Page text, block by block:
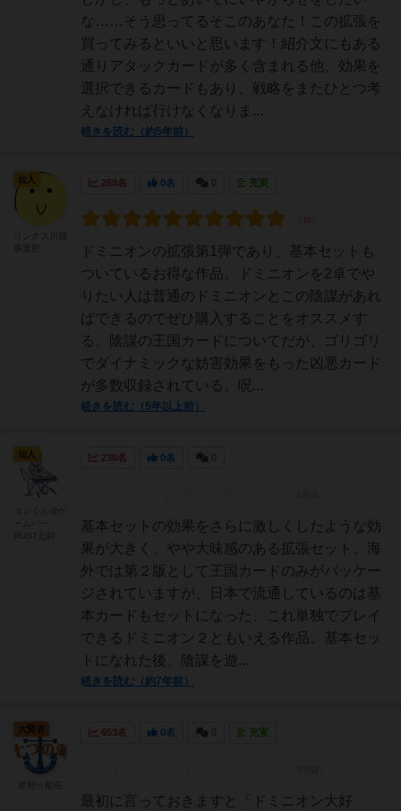
な……そう思ってるそこのあなた！この拡張を
買ってみるといいと思います！紹介文にもある
通りアタックカードが多く含まれる他、効果を
選択できるカードもあり、戦略をまたひとつ考
えなければ行けなくなりま...
続きを読む（約5年前）
269名 0名 充実
ドミニオンの拡張第1弾であり、基本セットも
ついているお得な作品。ドミニオンを2卓でや
りたい人は普通のドミニオンとこの陰謀があれ
ばできるのでぜひ購入することをオススメす
る。陰謀の王国カードについてだが、ゴリゴリ
でダイナミックな妨害効果をもった凶悪カード
が多数収録されている。呪...
続きを読む（5年以上前）
仙人
236名 0名
基本セットの効果をさらに激しくしたような効
果が大きく、やや大味感のある拡張セット。海
外では第２版として王国カードのみがパッケー
ジされていますが、日本で流通しているのは基
本カードもセットになった、これ単独でプレイ
できるドミニオン２ともいえる作品。基本セッ
トになれた後、陰謀を遊...
続きを読む（約7年前）
仙人
653名 0名 充実
最初に言っておきますと「ドミニオン大好
大賢者